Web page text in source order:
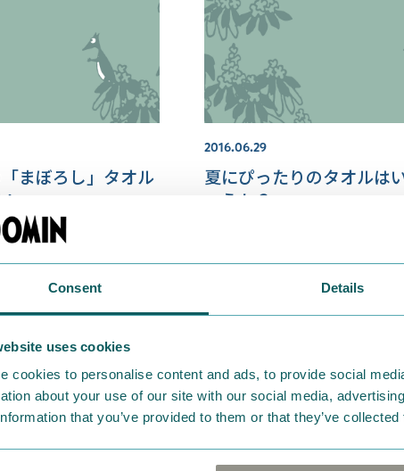
Consent Details
uses cookies
cookies to personalise content and ads, to provide social
about your use of our site with our social media,
that you’ve provided to them or that they’ve
まぼろし」タオル
2016.06.29
夏にぴったりのタオルは
ょうか？
2013.10.11